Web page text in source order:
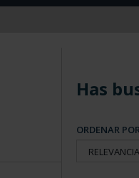
Has
ORDENAR